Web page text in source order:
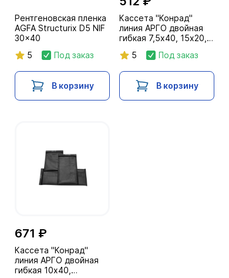
Рентгеновская пленка
AGFA Structurix D5 NIF
30x40
5
Под заказ
В корзину
Кассета "Конрад"
линия АРГО двойная
гибкая 7,5х40, 15х20,
5 Под заказ
В корзину
671 ₽
Кассета "Конрад"
линия АРГО двойная
гибкая 10х40,